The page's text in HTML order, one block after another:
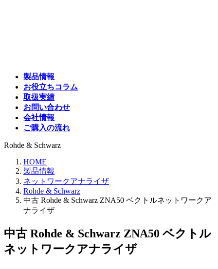
製品情報
お役立ちコラム
取扱実績
お問い合わせ
会社情報
ご購入の流れ
Rohde & Schwarz
HOME
製品情報
ネットワークアナライザ
Rohde & Schwarz
中古 Rohde & Schwarz ZNA50 ベクトルネットワークア
ナライザ
中古 Rohde & Schwarz ZNA50 ベクトル
ネットワークアナライザ